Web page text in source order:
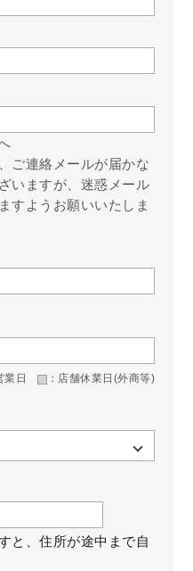
ご連絡メールが届かな
いますが、迷惑メール
すようお願いいたしま
業日 ：店舗休業日(外商等)
と、住所が途中まで自